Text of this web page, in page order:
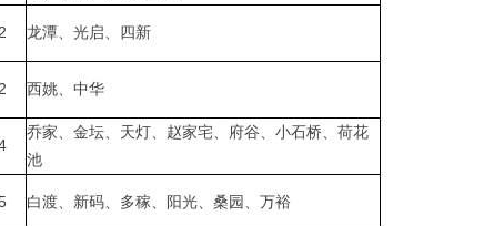
2 龙潭、光启、四新
2 西姚、中华
乔家、金坛、天灯、赵家宅、府谷、小石桥、荷花
池
白渡、新码、多稼、阳光、桑园、万裕